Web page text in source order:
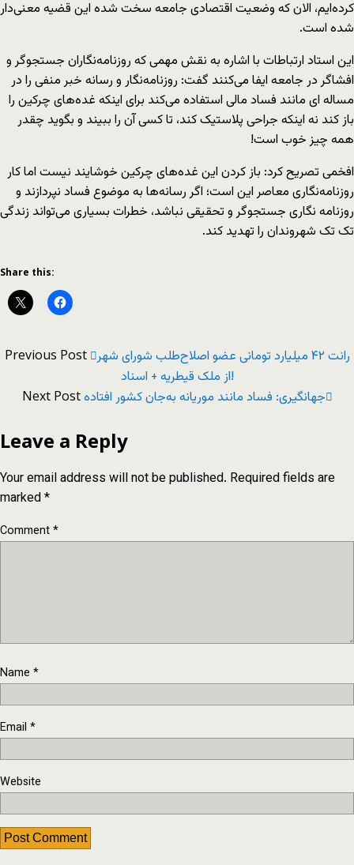
کرده‌ایم، الان که وضعیت اقتصادی جامعه سخت شده این قضیه معنی‌دار
شده است.
این استاد ارتباطات با اشاره به نقش مهمی که روزنامه‌نگاران جستجوگر و
افشاگر در جامعه ایفا می‌کنند گفت: روزنامه‌نگار و رسانه خبر منفی را در
مساله ای مانند فساد مالی استفاده می‌کند برای اینکه غده‌های چرکین را
باز کند نه اینکه جراحی پلاستیک کند، تا کسی آن را ببیند و بگوید چقدر
همه چیز خوب است!
افخمی تصریح کرد: باز کردن این غده‌های چرکین خوشایند نیست اما کار
روزنامه‌نگاری معاصر این است؛ اگر رسانه‌ها به موضوع فساد نپردازند و
روزنامه نگاری جستجوگر و تحقیقی نباشد، خطرات بسیاری می‌تواند زندگی
تک تک شهروندان را تهدید کند.
Share this:
Previous Post رانت ۴۲ میلیارد تومانی عضو اصلاح‌طلب شورای شهر
از ملک قیطریه + اسناد!
Next Postجهانگیری: فساد مانند موریانه‌ به‌جان کشور افتاده
Leave a Reply
Your email address will not be published. Required fields are
marked*
Comment*
Name *
Email *
Website